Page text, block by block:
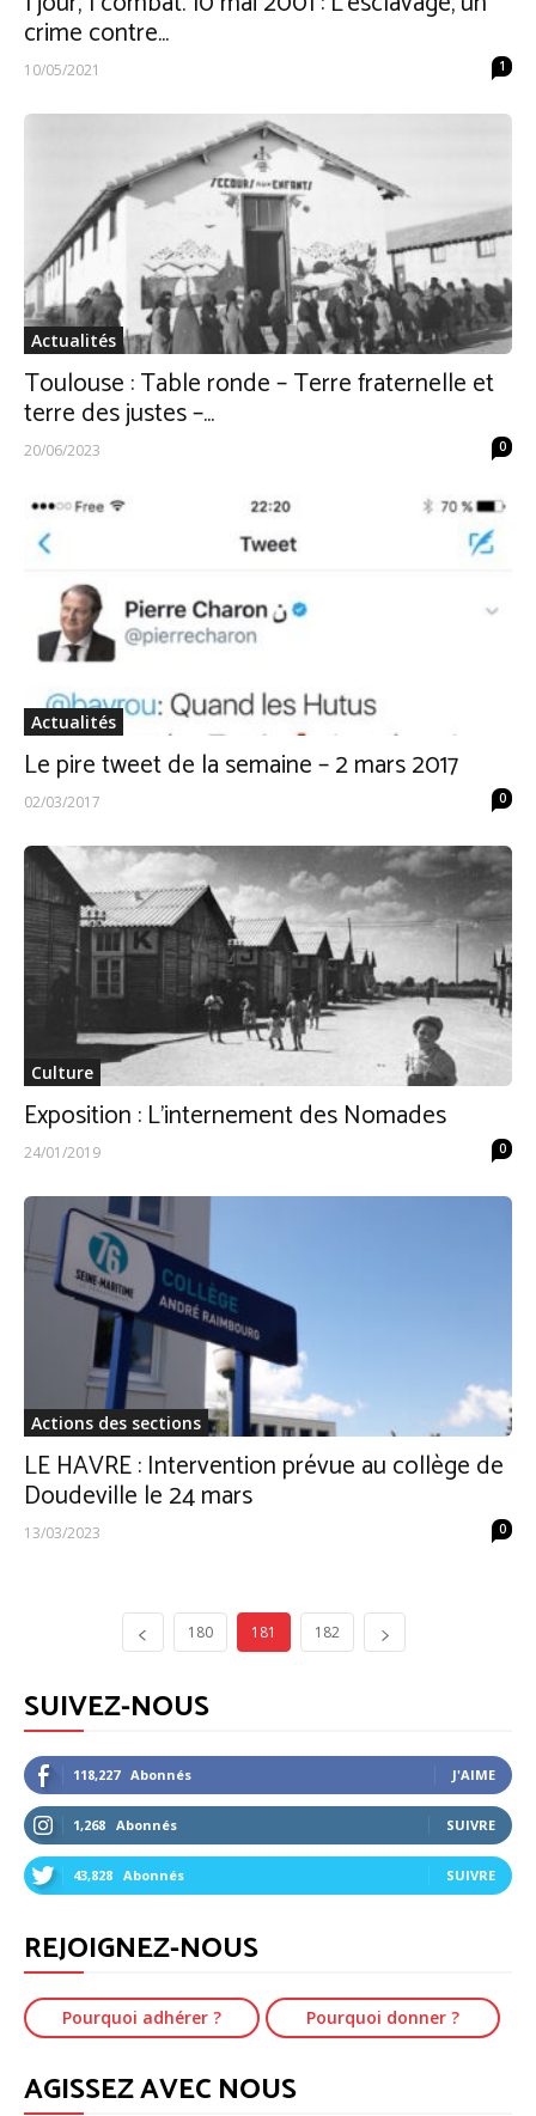
crime contre...
10/05/2021 1
Actualités
Toulouse : Table ronde – Terre fraternelle et
terre des justes –...
20/06/2023 0
Actualités
Le pire tweet de la semaine – 2 mars 2017
02/03/2017 0
Culture
Exposition : L’internement des Nomades
24/01/2019 0
Actions des sections
LE HAVRE : Intervention prévue au collège de
Doudeville le 24 mars
13/03/2023 0
180 181 182
SUIVEZ-NOUS
118,227 Abonnés J'AIME
1,268 Abonnés SUIVRE
43,828 Abonnés SUIVRE
REJOIGNEZ-NOUS
Pourquoi adhérer ? Pourquoi donner ?
AGISSEZ AVEC NOUS